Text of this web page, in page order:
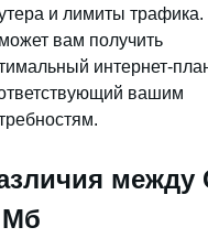
и лимиты
вам получить
интернет-
вашим
между